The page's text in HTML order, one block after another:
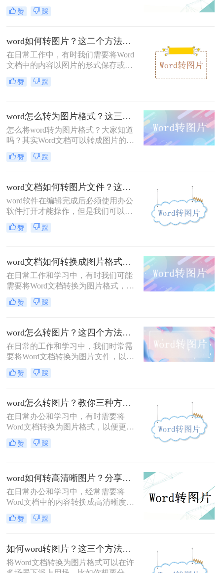
是为了分享到不支持Word格式的设备
上，或是为了嵌入到不支持文本编辑
图片呢？本文将介绍三种将Word文档
转换为图片的方法。
赞 踩
word如何转图片？这二个方法最好用！
在日常工作中，有时我们需要将Word
文档中的内容以图片的形式保存或分
享。这不仅方便了信息的传播，还能
确保文档格式不会因为不同的软件版
片的方法。
赞 踩
word怎么转为图片格式？这三种方法尝试一下！
怎么将word转为图片格式？大家知道
吗？其实Word文档可以转成图片的格
式哦，我们很多时候都喜欢用图片的
形式来分享，但是工作中会制作许许
果我们想要分享文档里面的文字但是
又不想文字被改动，那么转换成图片
就是个很好的方法，那么word怎么转
为图片格式呢？
赞 踩
word文档如何转图片文件？这三种方法尝试一下！
word软件在编辑完成后必须使用办公
软件打开才能操作，但是我们可以通
过转换图片的方式，让你在手机上也
能浏览里面的内容，那么具体的流程
能够帮助到你解决问题。
赞 踩
word文档如何转换成图片格式？这三个方法大家都在用！
在日常工作和学习中，有时我们可能
需要将Word文档转换为图片格式，以
便更方便地分享或插入到其他应用
中。转换后的图片格式可以保留文档
能。那么word文档如何转换成图片格
式呢？下面将介绍三种将Word文档转
换为图片格式的方法。
赞 踩
word怎么转图片？这四个方法你一定要知道！
在日常的工作和学习中，我们时常需
要将Word文档转换为图片文件，以便
于在社交媒体、网页或其他不支持直
接编辑Word文档的平台上进行分享或
将详细介绍几种将Word文档转换为图
片的方法，帮助您轻松实现文档与图
片之间的转换。
赞 踩
word怎么转图片？教你三种方法！
在日常办公和学习中，有时需要将
Word文档转换为图片格式，以便更好
地进行分享、展示或保存。那么word
怎么转图片呢？本文将介绍三种将
赞 踩
word如何转高清晰图片？分享这二个方法！
在日常办公和学习中，经常需要将
Word文档中的内容转换成高清晰度的
图片格式，以便进行分享、演示或嵌
入到其他文档中。那么word如何转高
文档转换为高清晰图片的有效方法，
帮助用户轻松应对这一需求。
赞 踩
如何word转图片？这三个方法能帮助大家!
将Word文档转换为图片格式可以在许